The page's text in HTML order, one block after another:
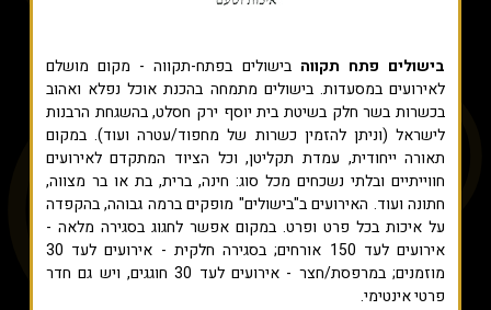
בישולים פתח תקווה בישולים בפתח-תקווה - מקום מושלם
לאירועים במסעדות. בישולים מתמחה בהכנת אוכל נפלא ואהוב
בכשרות בשר חלק בשיטת בית יוסף ירק חסלט, בהשגחת הרבנות
לישראל (וניתן להזמין כשרות של מחפוד/עטרה ועוד). במקום
תאורה ייחודית, עמדת תקליטן, וכל הציוד המתקדם לאירועים
חווייתיים ובלתי נשכחים מכל סוג: חינה, ברית, בת או בר מצווה,
חתונה ועוד. האירועים ב"בישולים" מופקים ברמה גבוהה, בהקפדה
על איכות בכל פרט ופרט. במקום אפשר לחגוג בסגירה מלאה -
אירועים לעד 150 אורחים; בסגירה חלקית - אירועים לעד 30
מוזמנים; במרפסת/חצר - אירועים לעד 30 חוגגים, ויש גם חדר
פרטי אינטימי.